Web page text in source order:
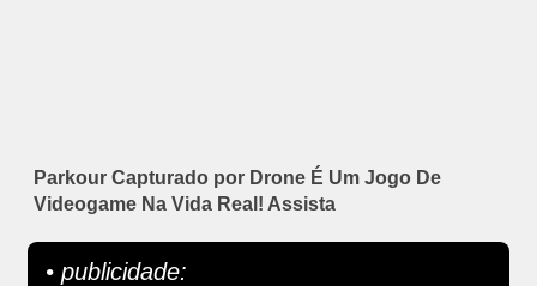
Parkour Capturado por Drone É Um Jogo De
Videogame Na Vida Real! Assista
• publicidade: